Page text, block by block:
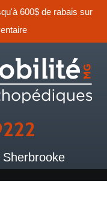
600$ de rabais sur